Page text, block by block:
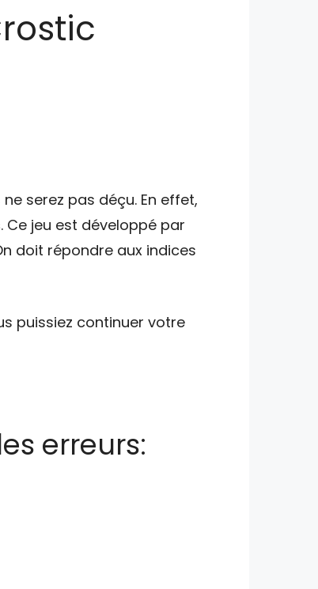
serez pas déçu. En effet,
. Ce jeu est développé par
doit répondre aux indices
puissiez continuer votre
erreurs: